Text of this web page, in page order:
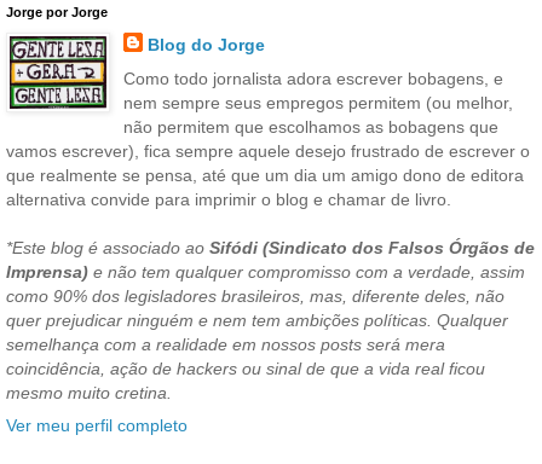
Jorge por Jorge
Blog do Jorge
Como todo jornalista adora escrever bobagens, e
nem sempre seus empregos permitem (ou melhor,
não permitem que escolhamos as bobagens que
vamos escrever), fica sempre aquele desejo frustrado de escrever o
que realmente se pensa, até que um dia um amigo dono de editora
alternativa convide para imprimir o blog e chamar de livro.
*Este blog é associado ao Sifódi (Sindicato dos Falsos Órgãos de
Imprensa) e não tem qualquer compromisso com a verdade, assim
como 90% dos legisladores brasileiros, mas, diferente deles, não
quer prejudicar ninguém e nem tem ambições políticas. Qualquer
semelhança com a realidade em nossos posts será mera
coincidência, ação de hackers ou sinal de que a vida real ficou
mesmo muito cretina.
Ver meu perfil completo